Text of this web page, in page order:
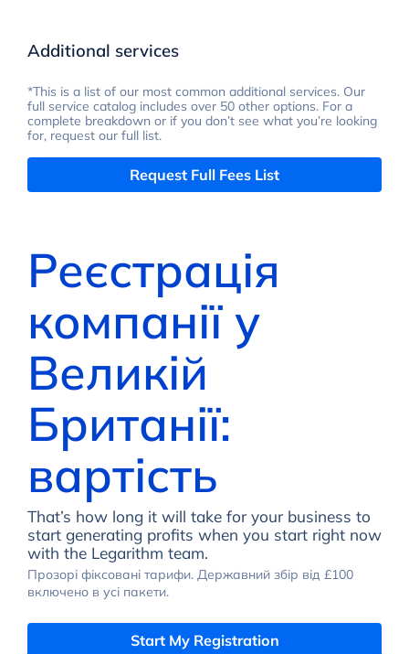
Additional services
*This is a list of our most common additional services. Our
full service catalog includes over 50 other options. For a
complete breakdown or if you don’t see what you’re looking
for, request our full list.
Request Full Fees List
Реєстрація
компанії у
Великій
Британії:
вартість
That’s how long it will take for your business to
start generating profits when you start right now
with the Legarithm team.
Прозорі фіксовані тарифи. Державний збір від £100
включено в усі пакети.
Start My Registration